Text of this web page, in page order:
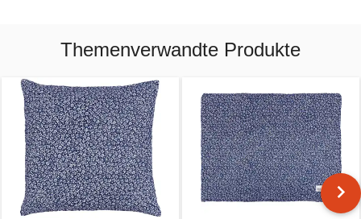
Themenverwandte Produkte